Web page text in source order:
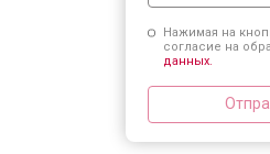
Нажимая на
согласие на
данных.